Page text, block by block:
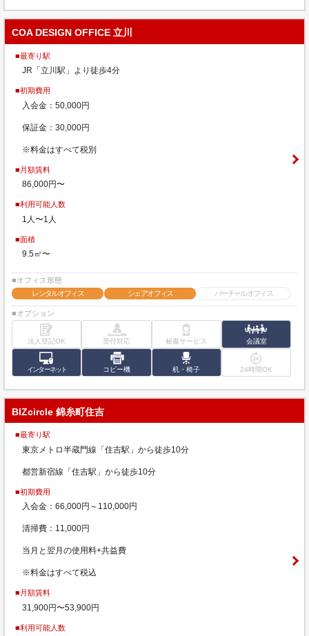
COA DESIGN OFFICE 立川
■最寄り駅
JR「立川駅」より徒歩4分
■初期費用
入会金：50,000円
保証金：30,000円
※料金はすべて税別
■月額賃料
86,000円〜
■利用可能人数
1人〜1人
■面積
9.5㎡〜
■オフィス形態
レンタルオフィス
シェアオフィス バーチャルオフィス
■オプション
法人登記OK 受付対応 秘書サービス 会議室
インターネット コピー機 机・椅子 24時間OK
BIZcircle 錦糸町住吉
■最寄り駅
東京メトロ半蔵門線「住吉駅」から徒歩10分
都営新宿線「住吉駅」から徒歩10分
■初期費用
入会金：66,000円～110,000円
清掃費：11,000円
当月と翌月の使用料+共益費
※料金はすべて税込
■月額賃料
31,900円〜53,900円
■利用可能人数